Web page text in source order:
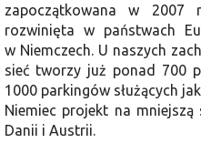
zapoczątkowana w
rozwinięta w państwach
w Niemczech. U naszych
sieć tworzy już ponad 700
1000 parkingów służących
Niemiec projekt na
Danii i Austrii.